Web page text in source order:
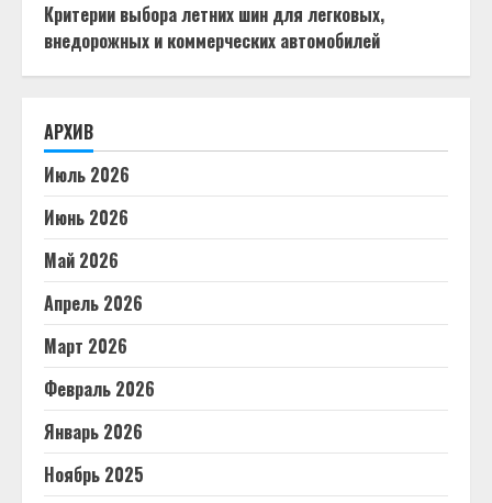
Критерии выбора летних шин для легковых,
внедорожных и коммерческих автомобилей
АРХИВ
Июль 2026
Июнь 2026
Май 2026
Апрель 2026
Март 2026
Февраль 2026
Январь 2026
Ноябрь 2025